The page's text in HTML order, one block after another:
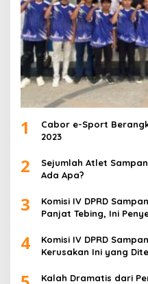
1
Cabor e-Sport
2023
2
Sejumlah Atlet
Ada Apa?
3
Komisi IV DPRD
Panjat Tebing, Ini
4
Komisi IV DPRD
Kerusakan Ini yang
Kalah Dramatis dari